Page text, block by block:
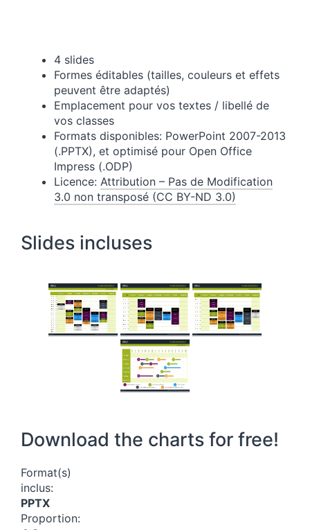
4 slides
Formes éditables (tailles, couleurs et effets
peuvent être adaptés)
Emplacement pour vos textes / libellé de
vos classes
Formats disponibles: PowerPoint 2007-2013
(.PPTX), et optimisé pour Open Office
Impress (.ODP)
Licence: Attribution – Pas de Modification
3.0 non transposé (CC BY-ND 3.0)
Slides incluses
Download the charts for free!
Format(s)
inclus:
PPTX
Proportion: